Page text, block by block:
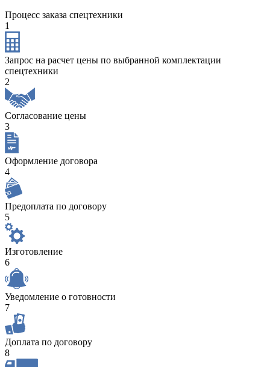
Процесс заказа спецтехники
1
Запрос на расчет цены по выбранной комплектации
спецтехники
2
Согласование цены
3
Оформление договора
4
Предоплата по договору
5
Изготовление
6
Уведомление о готовности
7
Доплата по договору
8